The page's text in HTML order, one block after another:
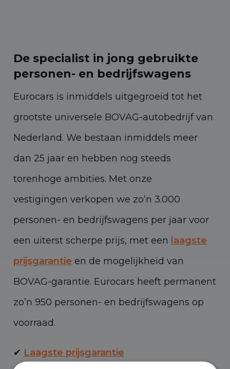
De specialist in jong gebruikte
personen- en bedrijfswagens
Eurocars is inmiddels uitgegroeid tot het
grootste universele BOVAG-autobedrijf van
Nederland. We bestaan inmiddels meer
dan 25 jaar en hebben nog steeds
torenhoge ambities. Met onze
vestigingen verkopen we zo’n 3.000
personen- en bedrijfswagens per jaar voor
een uiterst scherpe prijs, met een laagste
prijsgarantie en de mogelijkheid van
BOVAG-garantie. Eurocars heeft permanent
zo’n 950 personen- en bedrijfswagens op
voorraad.
✔ Laagste prijsgarantie